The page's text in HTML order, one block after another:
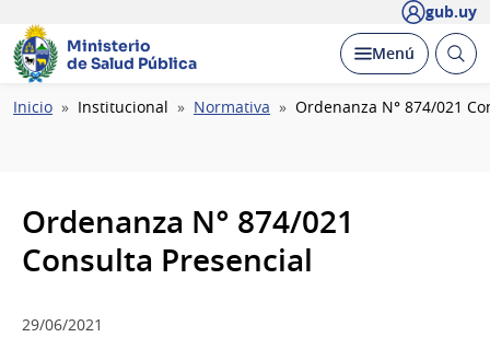
gub.uy
Ministerio
de Salud Pública
Desplegar
Menú Abrir
Ruta
Inicio Institucional Normativa Ordenanza N° 874/021
Ordenanza N° 874/021
Consulta Presencial
29/06/2021